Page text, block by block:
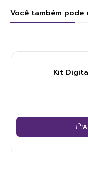
Você também pode
Kit